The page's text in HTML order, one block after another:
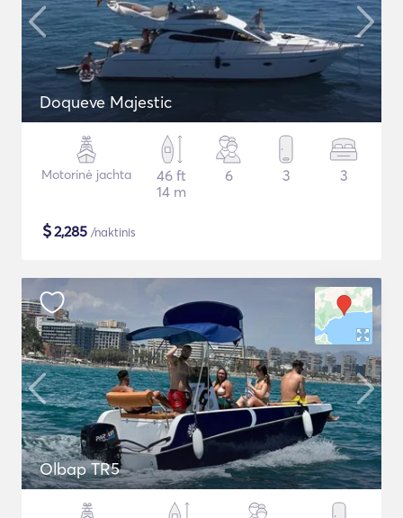
Doqueve Majestic
Motorinė jachta
46 ft
14 m
6 3 3
$2,285 /naktinis
Olbap TR5